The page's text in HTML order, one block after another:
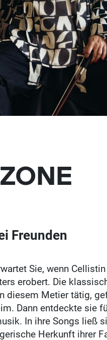
Freunden
Sie, wenn
erobert. Die
diesem Metier tätig,
Dann entdeckte sie
In ihre Songs ließ
Herkunft ihrer